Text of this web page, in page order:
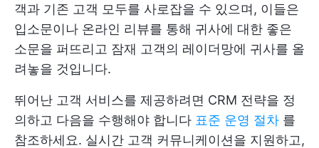
객과 기존 고객 모두를 사로잡을 수 있으며, 이들은
입소문이나 온라인 리뷰를 통해 귀사에 대한 좋은
소문을 퍼뜨리고 잠재 고객의 레이더망에 귀사를 올
려놓을 것입니다.
뛰어난 고객 서비스를 제공하려면 CRM 전략을 정
의하고 다음을 수행해야 합니다 표준 운영 절차 를
참조하세요. 실시간 고객 커뮤니케이션을 지원하고,